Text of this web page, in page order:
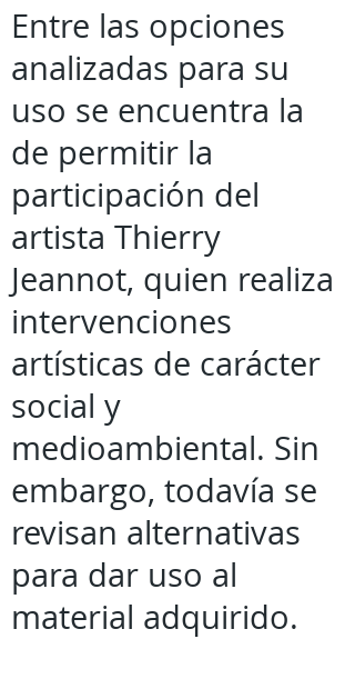
Entre las opciones
analizadas para su
uso se encuentra la
de permitir la
participación del
artista Thierry
Jeannot, quien realiza
intervenciones
artísticas de carácter
social y
medioambiental. Sin
embargo, todavía se
revisan alternativas
para dar uso al
material adquirido.